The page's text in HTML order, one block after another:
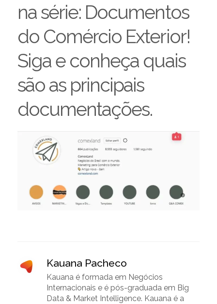
na série: Documentos
do Comércio Exterior!
Siga e conheça quais
são as principais
documentações.
Kauana Pacheco
Kauana é formada em Negócios
Internacionais e é pós-graduada em Big
Data & Market Intelligence. Kauana é a